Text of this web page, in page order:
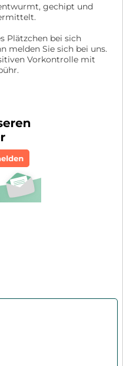
gechipt und
Plätzchen bei sich
melden Sie sich bei uns.
Vorkontrolle mit